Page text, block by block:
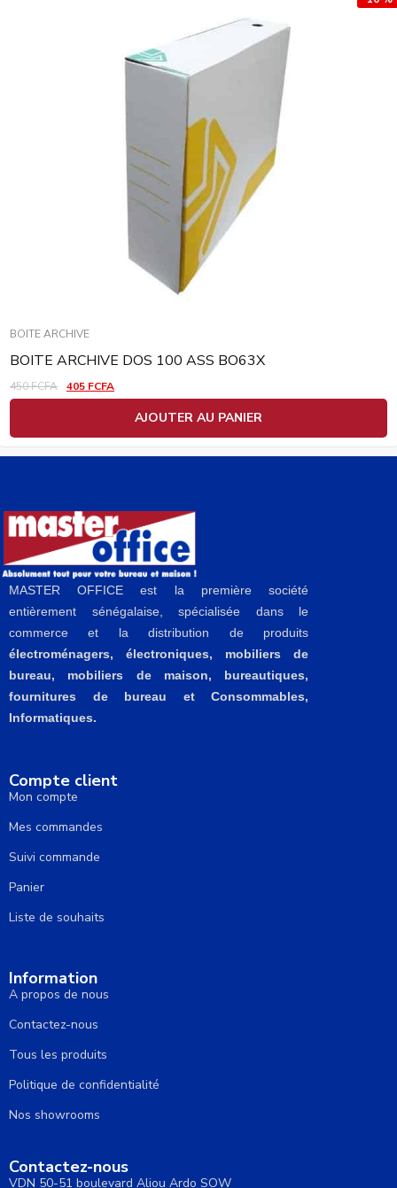
BOITE ARCHIVE
BOITE ARCHIVE DOS 100 ASS BO63X
450FCFA 405 FCFA
AJOUTER AU PANIER
MASTER OFFICE est la première société
entièrement sénégalaise, spécialisée dans le
commerce et la distribution de produits
électroménagers, électroniques, mobiliers de
bureau, mobiliers de maison, bureautiques,
fournitures de bureau et Consommables,
Informatiques.
Compte client
Mon compte
Mes commandes
Suivi commande
Panier
Liste de souhaits
Information
A propos de nous
Contactez-nous
Tous les produits
Politique de confidentialité
Nos showrooms
Contactez-nous
VDN 50-51 boulevard Aliou Ardo SOW